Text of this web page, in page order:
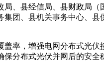
、县经信局、县财政局
团、县机关事务中心、
率，增强电网分布式光
分布式光伏并网后的安全